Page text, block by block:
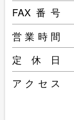
FAX番号
営業時間
定休日
アクセス